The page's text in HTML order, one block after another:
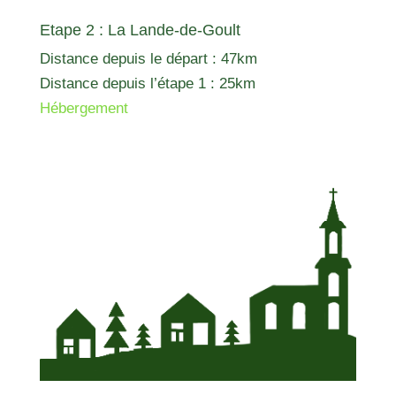
Etape 2 : La Lande-de-Goult
Distance depuis le départ : 47km
Distance depuis l’étape 1 : 25km
Hébergement